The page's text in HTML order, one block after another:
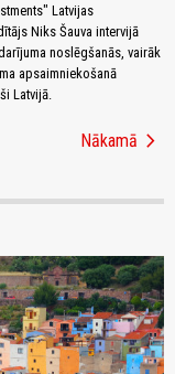
Latvijas
Niks Šauva intervijā
noslēgšanās, vairāk
apsaimniekošanā
Latvijā.
Nākamā chevron_right